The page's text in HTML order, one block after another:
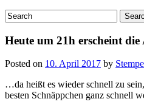
Heute um 21h erscheint
Posted on 10. April 2017 by
…da heißt es wieder schnell zu
besten Schnäppchen ganz schnell